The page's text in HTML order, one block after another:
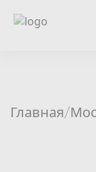
Счетчики
Главная/